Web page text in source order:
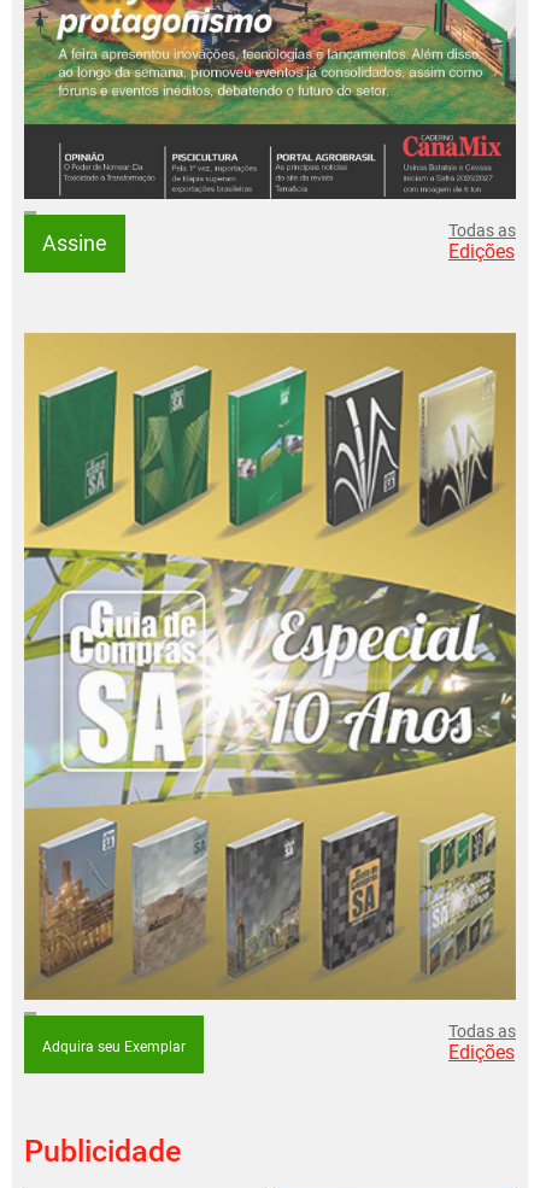
Assine Todas as
Edições
Adquira seu Exemplar
Todas as
Edições
Publicidade